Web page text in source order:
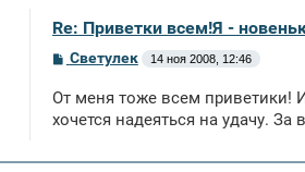
Re: Приветки всем!Я -
С
б
щ
и
Светулек 14 ноя 2008, 12:46
От меня тоже всем приветики!
хочется надеяться на удачу. За